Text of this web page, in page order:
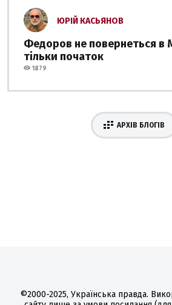
ЮРІЙ КАСЬЯНОВ
Федоров не повернеться в
тільки початок
1879
АРХІВ БЛОГІВ
©2000-2025, Українська правда.